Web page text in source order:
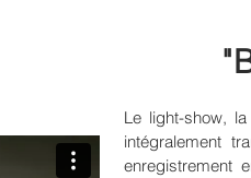
Le light-show,
intégralement
enregistrement